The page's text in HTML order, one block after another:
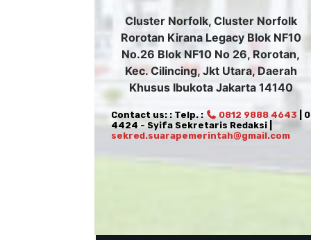
Cluster Norfolk, Cluster Norfolk
Rorotan Kirana Legacy Blok NF10
No.26 Blok NF10 No 26, Rorotan,
Kec. Cilincing, Jkt Utara, Daerah
Khusus Ibukota Jakarta 14140
Contact us: : Telp. : 0812 9888 4643 |
4424 - Syifa Sekretaris Redaksi |
sekred.suarapemerintah@gmail.com